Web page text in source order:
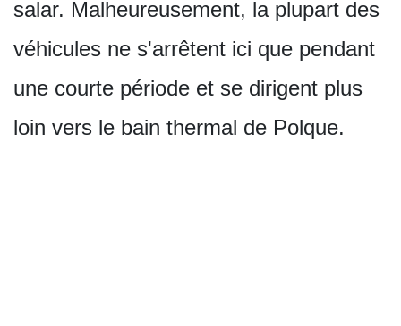
salar. Malheureusement, la plupart des
véhicules ne s'arrêtent ici que pendant
une courte période et se dirigent plus
loin vers le bain thermal de Polque.